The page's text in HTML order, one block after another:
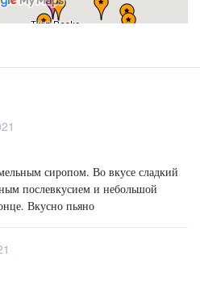
сиропом. Во вкусе сладкий
послевкусием и небольшой
Вкусно пьяно